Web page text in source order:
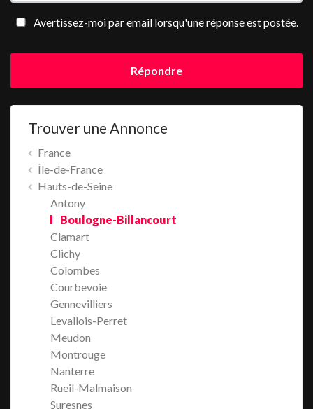
Avertissez-moi par email lorsqu'une réponse est postée.
Répondre
Trouver une Annonce
France
Île-de-France
Hauts-de-Seine
Antony
Boulogne-Billancourt
Clamart
Clichy
Colombes
Courbevoie
Gennevilliers
Levallois-Perret
Meudon
Montrouge
Nanterre
Rueil-Malmaison
Suresnes